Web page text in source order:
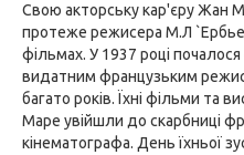
Свою акторську кар'єру Жан
протеже режисера М.Л
фільмах. У 1937 році
видатним французьким
багато років. Їхні фільми та
Маре увійшли до скарбниці
кінематографа. День їхньої